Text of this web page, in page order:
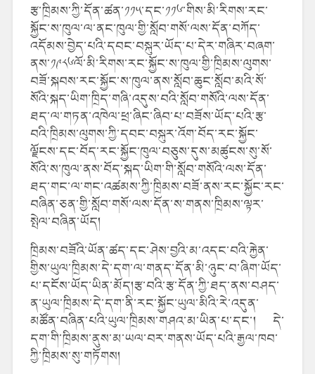
རྩ་ཁྲིམས་ཀྱི་དོན་ཚན་༡༡༥་དང་༡༡༦་གིས་མི་རིགས་རང་
སྐྱོང་ས་ཁུལ་ལ་ནང་ཁུལ་གྱི་སློབ་གསོ་ལས་དོན་བཀོད་
འདོམས་བྱེད་པའི་དབང་བསྐུར་ཡོད་པ་དེར་གཞིར་བཞག་
ནས་༡༩༨༦ལོ་མི་རིགས་རང་སྐྱོང་ས་ཁུལ་གྱི་ཁྲིམས་ལུགས་
བཟོ་སྐབས་རང་སྐྱོང་ས་ཁུལ་ནས་སློབ་ཆུང་སློབ་མའི་སོ་
སོའི་སྐད་ཡིག་ཁྲིད་གཞི་འདུས་བའི་སློབ་གསོའི་ལས་དོན་
ཐད་ལ་གཏན་འཁེལ་ཕྲ་ཞིང་ཞིབ་པ་བཟོས་ཡོད་པའི་རྩ་
བའི་ཁྲིམས་ལུགས་ཀྱི་དབང་བསྐུར་འོག་བོད་རང་སྐྱོང་
ལྗོངས་དང་བོད་རང་སྐྱོང་ཁུལ་བཅུས་དུས་མཚུངས་སུ་སོ་
སོའི་ས་ཁུལ་ནས་བོད་སྐད་ཡིག་གི་སློབ་གསོའི་ལས་དོན་
ཐད་གང་ལ་གང་འཚམས་ཀྱི་ཁྲིམས་བཟོ་ནས་རང་སྐྱོང་རང་
བཞིན་ཅན་གྱི་སློབ་གསོ་ལས་དོན་ས་གནས་ཁྲིམས་ལྟར་
སྤེལ་བཞིན་ཡོད།
ཁྲིམས་བཟོའི་ཡོན་ཚད་དང་ཤེས་བྱའི་མ་འདང་བའི་རྐྱེན་
གྱིས་ཡུལ་ཁྲིམས་དེ་དག་ལ་གནད་དོན་མི་ཉུང་བ་ཞིག་ཡོད་
པ་དངོས་ཡོད་ཡིན་མོད།རྩ་བའི་རྩ་དོན་ཀྱི་ཐད་ནས་བཤད་
ན་ཡུལ་ཁྲིམས་དེ་དག་ནི་རང་སྐྱོང་ཡུལ་མིའི་རེ་འདུན་
མཚོན་བཞིན་པའི་ཡུལ་ཁྲིམས་གཤའ་མ་ཡིན་པ་དང་། དེ་
དག་གི་ཁྲིམས་ནུས་མ་ཡལ་བར་གནས་ཡོད་པའི་རྒྱལ་ཁབ་
ཀྱི་ཁྲིམས་སུ་གཏོགས།